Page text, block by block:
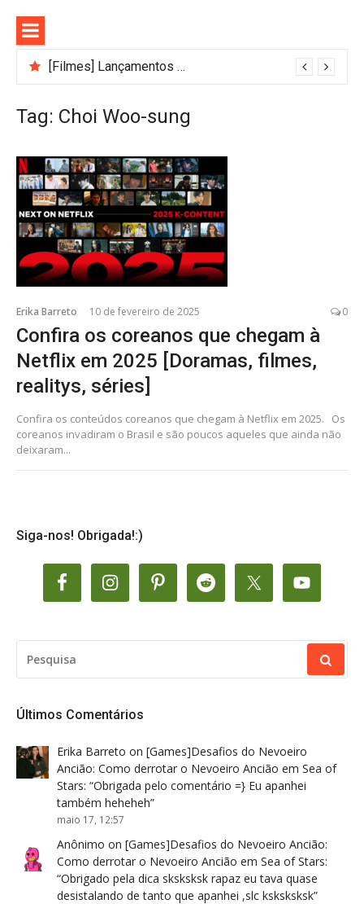
para
conteúdo
[Filmes] Lançamentos de agosto no Adrenalina Pura+ trazem ação e suspense
Tag: Choi Woo-sung
Erika Barreto 10 de fevereiro de 2025 0
Confira os coreanos que chegam à
Netflix em 2025 [Doramas, filmes,
realitys, séries]
Confira os conteúdos coreanos que chegam à Netflix em 2025. Os
coreanos invadiram o Brasil e são poucos aqueles que ainda não
deixaram...
Siga-nos! Obrigada!:)
POR:
Últimos Comentários
Erika Barreto on [Games]Desafios do Nevoeiro
Ancião: Como derrotar o Nevoeiro Ancião em Sea of
Stars: “Obrigada pelo comentário =} Eu apanhei
também heheheh”
maio 17, 12:57
Anônimo on [Games]Desafios do Nevoeiro Ancião:
Como derrotar o Nevoeiro Ancião em Sea of Stars:
“Obrigado pela dica sksksksk rapaz eu tava quase
desistalando de tanto que apanhei ,slc ksksksksk”